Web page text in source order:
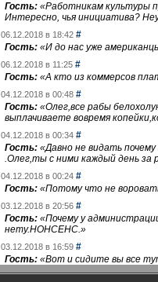
Гость: «Работникам культуры
Интересно, чья инициатива?
06.12.2018 в 18:42 #
Гость: «И до нас уже
06.12.2018 в 11:25 #
Гость: «А кто из коммерсов
04.12.2018 в 00:48 #
Гость: «Олег,все рабы
выплачиваете вовремя
04.12.2018 в 00:34 #
Гость: «Давно не видать
.Олег,ты с ними каждый день за
04.12.2018 в 00:24 #
Гость: «Потому что не
03.12.2018 в 20:56 #
Гость: «Почему у
нету.НОНСЕНС.»
03.12.2018 в 16:59 #
Гость: «Вот и сидите вы все